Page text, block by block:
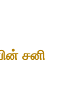
சனி